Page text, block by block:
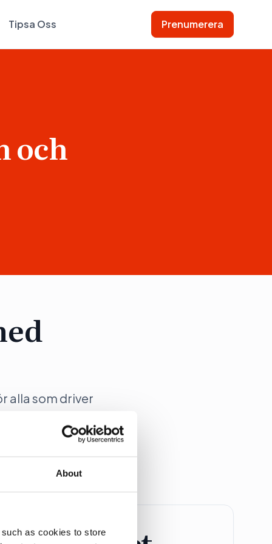
About
as cookies to store
Tipsa Oss Prenumerera
och
alla som driver